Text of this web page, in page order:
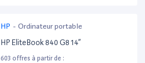
HP - Ordinateur portable
HP EliteBook 840 G8 14”
603 offres à partir de :